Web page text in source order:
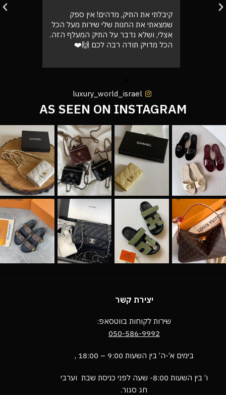
קיבלתי את התיק, מדהים! אין ספק
שמצאתי את החנות שלי שירות מעל הכל
אצלי, ושלא נדבר על התיק המעלף הזה.
הכל מדויק תודה רבה לכם 🙌❤️
luxury_world_israel
AS SEEN ON INSTAGRAM
יצירת קשר
שירות לקוחות בווטסאפ:
050-586-9992
בימים א’-ה’ בין השעות 9:00 – 18:00 ,
ו’ בין השעות 8:00- שעה לפני כניסת שבת וערבי
חג סגור.